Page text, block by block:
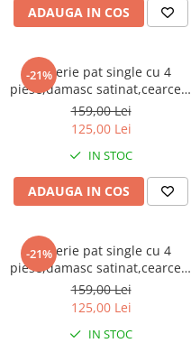
Bej
Lila
Imprimeu
Cu inimioare
Cu Animal Print
Cu ursuleti
Cu Motiv Traditional
ADAUGA IN COS
-21%
Lenjerie pat single cu 4
piese,damasc satinat,cearceaf
normal 155x210cm,cearceaf
pilota 155x200cm,2 fete de
perna 50x70cm-A1365
159,00 Lei
125,00 Lei
IN STOC
ADAUGA IN COS
-21%
Lenjerie pat single cu 4
piese,damasc satinat,cearceaf
normal 155x210cm,cearceaf
pilota 155x200cm,2 fete de
perna 50x70cm-A1368
159,00 Lei
125,00 Lei
IN STOC